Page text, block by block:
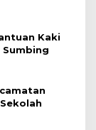
Kaki
Sumbing